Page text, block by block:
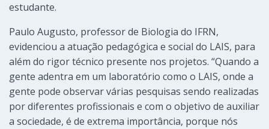
estudante.
Paulo Augusto, professor de Biologia do IFRN,
evidenciou a atuação pedagógica e social do LAIS, para
além do rigor técnico presente nos projetos. “Quando a
gente adentra em um laboratório como o LAIS, onde a
gente pode observar várias pesquisas sendo realizadas
por diferentes profissionais e com o objetivo de auxiliar
a sociedade, é de extrema importância, porque nós